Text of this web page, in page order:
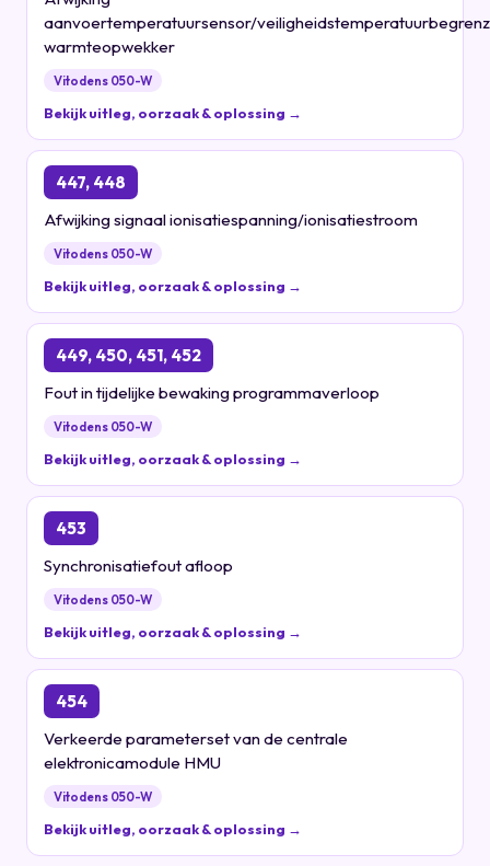
aanvoertemperatuursensor/
warmteopwekker
Vitodens 050-W
Bekijk uitleg, oorzaak & oplossing →
447, 448
Afwijking signaal ionisatiespanning/ionisatiestroom
Vitodens 050-W
Bekijk uitleg, oorzaak & oplossing →
449, 450, 451, 452
Fout in tijdelijke bewaking programmaverloop
Vitodens 050-W
Bekijk uitleg, oorzaak & oplossing →
453
Synchronisatiefout afloop
Vitodens 050-W
Bekijk uitleg, oorzaak & oplossing →
454
Verkeerde parameterset van de centrale
elektronicamodule HMU
Vitodens 050-W
Bekijk uitleg, oorzaak & oplossing →